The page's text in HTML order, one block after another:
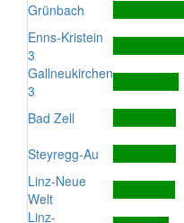
Grünbach
Enns-Kristein
3
Gallneukirchen
3
Bad Zell
Steyregg-Au
Linz-Neue
Welt
Linz-